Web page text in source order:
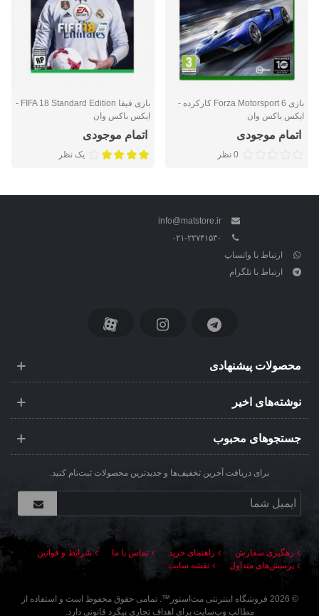
بازی Forza Motorsport 6 کارکرده -
ایکس باکس وان
اتمام موجودی
0 نظر
بازی فیفا FIFA 18 Standard Edition -
ایکس باکس وان
اتمام موجودی
یک نظر
info@matstore.ir
۰۲۱-۲۲۷۴۱۵۳۰
ارتباط با واتساپ
ارتباط با تلگرام
محصولات پیشنهادی
نوشته‌های اخیر
جستجوهای محبوب
برای دریافت آخرین تخفیف‌ها و جدیدترین محصولات ثبت‌نام کنید.
رهگیری سفارش راهنمای خرید تماس با ما
شرایط و قوانین
پرسش‌های متداول
نقشه سایت
©
2026 فروشگاه اینترنتی مت‌استور ™. تمامی حقوق محفوظ است و استفاده از
مطالب وب‌سایت برای اهداف تجاری پیگرد قانونی دارد.